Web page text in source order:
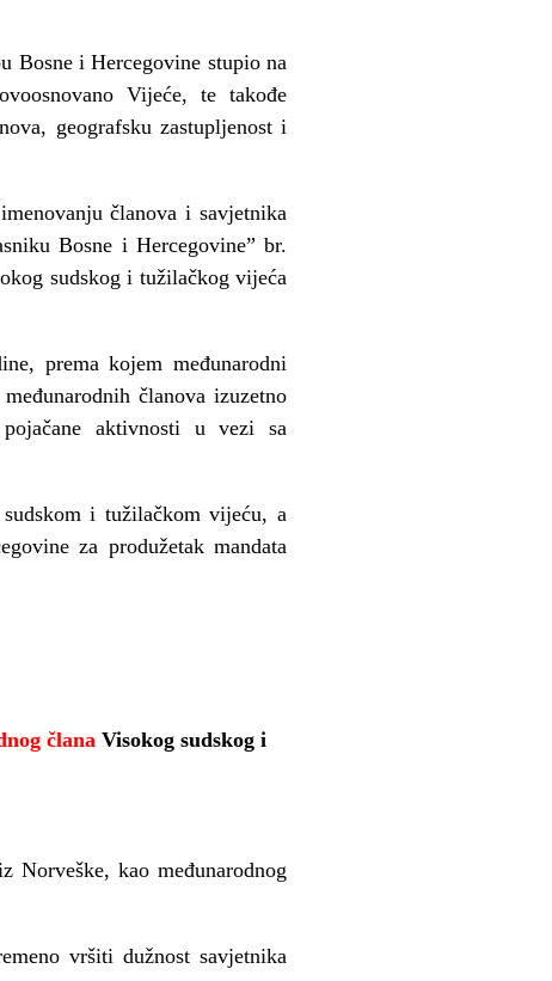
Bosne i Hercegovine stupio na
Vijeće, te takođe
geografsku zastupljenost i
članova i savjetnika
Bosne i Hercegovine” br.
sudskog i tužilačkog vijeća
prema kojem međunarodni
članova izuzetno
aktivnosti u vezi sa
i tužilačkom vijeću, a
za produžetak mandata
člana Visokog sudskog i
kao međunarodnog
vršiti dužnost savjetnika